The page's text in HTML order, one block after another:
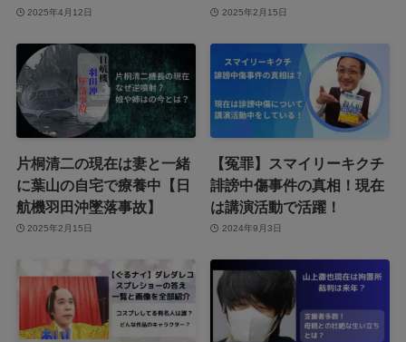
2025年4月12日 2025年2月15日
片桐清二の現在は妻と一緒
に葉山の自宅で療養中【日
航機羽田沖墜落事故】
2025年2月15日
【冤罪】スマイリーキクチ
誹謗中傷事件の真相！現在
は講演活動で活躍！
2024年9月3日